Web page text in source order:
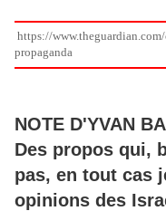
https://
propaganda
NOTE D'YVAN
Des propos qui,
pas, en tout cas
opinions des